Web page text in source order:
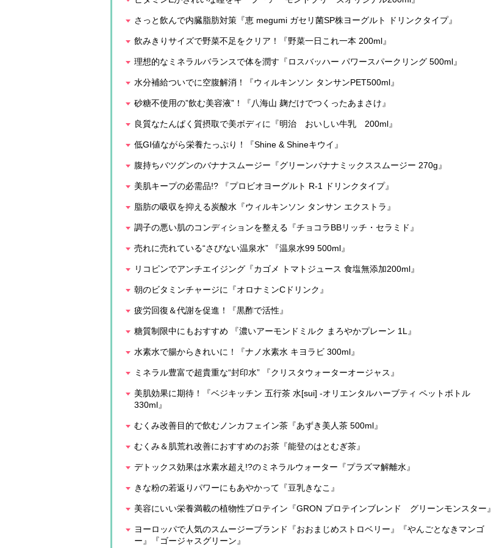
さっと飲んで内臓脂肪対策『恵 megumi ガセリ菌SP株ヨーグルト ドリンクタイプ』
飲みきりサイズで野菜不足をクリア！『野菜一日これ一本 200ml』
理想的なミネラルバランスで体を潤す『ロスバッハー パワースパークリング 500ml』
水分補給ついでに空腹解消！『ウィルキンソン タンサンPET500ml』
砂糖不使用の”飲む美容液”！『八海山 麹だけでつくったあまさけ』
良質なたんぱく質摂取で美ボディに『明治 おいしい牛乳 200ml』
低GI値ながら栄養たっぷり！『Shine & Shineキウイ』
腹持ちバツグンのバナナスムージー『グリーンバナナミックススムージー 270g』
美肌キープの必需品!? 『プロビオヨーグルト R-1 ドリンクタイプ』
脂肪の吸収を抑える炭酸水『ウィルキンソン タンサン エクストラ』
調子の悪い肌のコンディションを整える『チョコラBBリッチ・セラミド』
売れに売れている“さびない温泉水” 『温泉水99 500ml』
リコピンでアンチエイジング『カゴメ トマトジュース 食塩無添加200ml』
朝のビタミンチャージに『オロナミンCドリンク』
疲労回復＆代謝を促進！『黒酢で活性』
糖質制限中にもおすすめ 『濃いアーモンドミルク まろやかプレーン 1L』
水素水で腸からきれいに！『ナノ水素水 キヨラビ 300ml』
ミネラル豊富で超貴重な“封印水” 『クリスタウォーターオージャス』
美肌効果に期待！『ベジキッチン 五行茶 水[sui] -オリエンタルハーブティ ペットボトル
330ml』
むくみ改善目的で飲むノンカフェイン茶『あずき美人茶 500ml』
むくみ＆肌荒れ改善におすすめのお茶『能登のはとむぎ茶』
デトックス効果は水素水超え!?のミネラルウォーター『プラズマ解離水』
きな粉の若返りパワーにもあやかって『豆乳きなこ』
美容にいい栄養満載の植物性プロテイン『GRON プロテインブレンド グリーンモンスター』
ヨーロッパで人気のスムージーブランド『おおまじめストロベリー』『やんごとなきマンゴ
ー』『ゴージャスグリーン』